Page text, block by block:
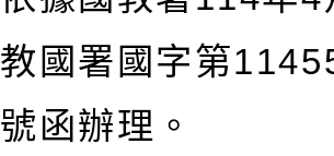
教國署國字第
號函辦理。